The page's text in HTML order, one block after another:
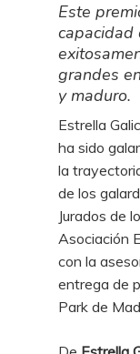
Este
capacidad
grandes
y maduro.
Estrella
ha sido
la
de los
Jurados de
Asociación
con la
entrega de
Park de